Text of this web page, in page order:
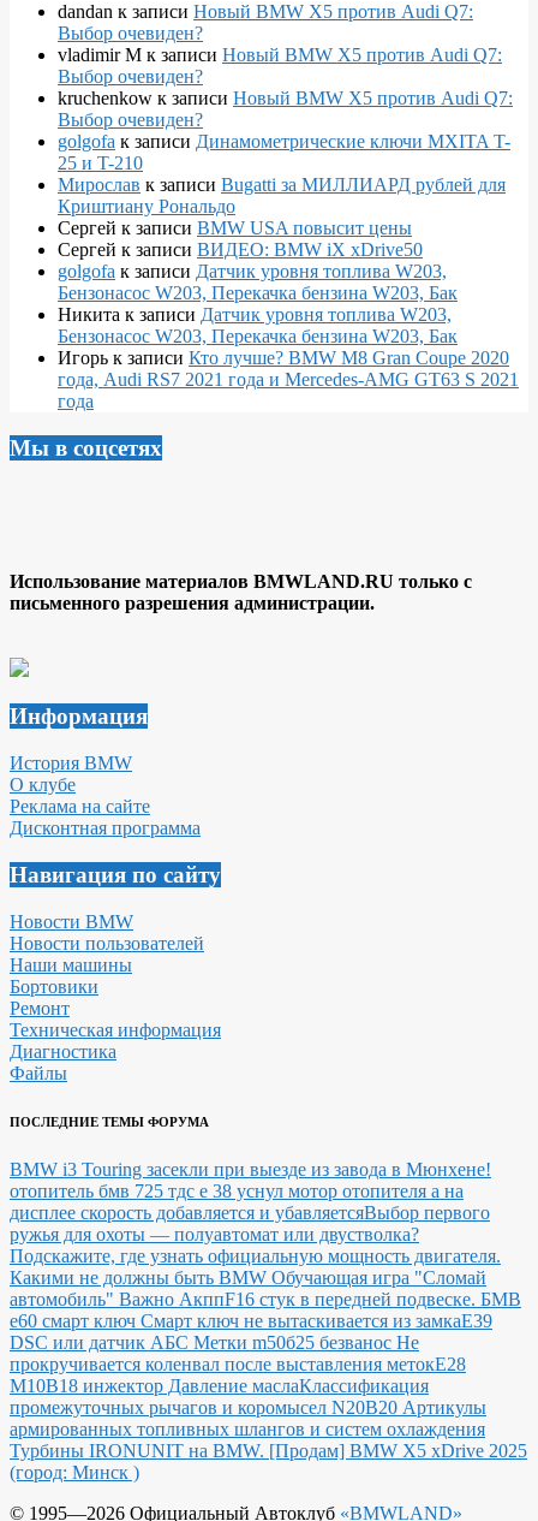
dandan к записи Новый BMW X5 против Audi Q7:
Выбор очевиден?
vladimir M к записи Новый BMW X5 против Audi Q7:
Выбор очевиден?
kruchenkow к записи Новый BMW X5 против Audi Q7:
Выбор очевиден?
golgofa к записи Динамометрические ключи MXITA T-
25 и T-210
Мирослав к записи Bugatti за МИЛЛИАРД рублей для
Криштиану Рональдо
Сергей к записи BMW USA повысит цены
Сергей к записи ВИДЕО: BMW iX xDrive50
golgofa к записи Датчик уровня топлива W203,
Бензонасос W203, Перекачка бензина W203, Бак
Никита к записи Датчик уровня топлива W203,
Бензонасос W203, Перекачка бензина W203, Бак
Игорь к записи Кто лучше? BMW M8 Gran Coupe 2020
года, Audi RS7 2021 года и Mercedes-AMG GT63 S 2021
года
Мы в соцсетях
Использование материалов BMWLAND.RU только с
письменного разрешения администрации.
Информация
История BMW
О клубе
Реклама на сайте
Дисконтная программа
Навигация по сайту
Новости BMW
Новости пользователей
Наши машины
Бортовики
Ремонт
Техническая информация
Диагностика
Файлы
ПОСЛЕДНИЕ ТЕМЫ ФОРУМА
BMW i3 Touring засекли при выезде из завода в Мюнхене!
отопитель бмв 725 тдс е 38 уснул мотор отопителя а на
дисплее скорость добавляется и убавляетсяВыбор первого
ружья для охоты — полуавтомат или двустволка?
Подскажите, где узнать официальную мощность двигателя.
Какими не должны быть BMW Обучающая игра "Сломай
автомобиль" Важно АкппF16 стук в передней подвеске. БМВ
е60 смарт ключ Смарт ключ не вытаскивается из замкаE39
DSC или датчик АБС Метки m50б25 безванос Не
прокручивается коленвал после выставления метокЕ28
М10В18 инжектор Давление маслаКлассификация
промежуточных рычагов и коромысел N20B20 Артикулы
армированных топливных шлангов и систем охлаждения
Турбины IRONUNIT на BMW. [Продам] BMW X5 xDrive 2025
(город: Минск )
© 1995—2026 Официальный Автоклуб «BMWLAND»